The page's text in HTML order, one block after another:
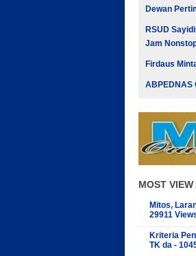
Dewan
RSUD
Jam
Firdaus
ABPEDNAS
MOST
Mitos,
29911
Kriteria
TK da -